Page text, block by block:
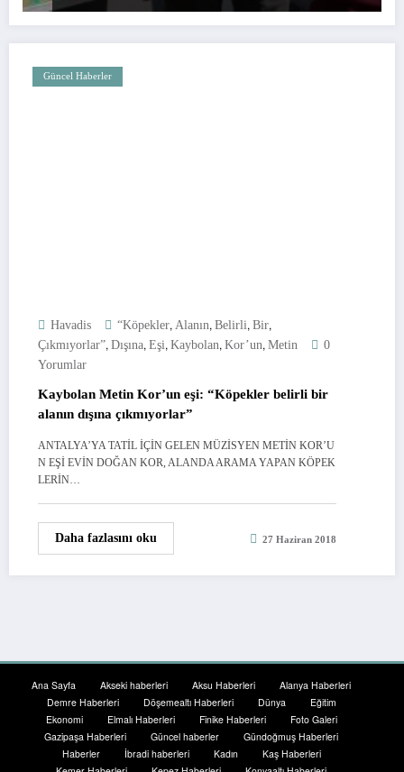
Güncel Haberler
Havadis “Köpekler, Alanın, Belirli, Bir,
Çıkmıyorlar”, Dışına, Eşi, Kaybolan, Kor’un, Metin
0
Yorumlar
Kaybolan Metin Kor’un eşi: “Köpekler belirli bir
alanın dışına çıkmıyorlar”
ANTALYA’YA TATİL İÇİN GELEN MÜZİSYEN METİN KOR’U
N EŞİ EVİN DOĞAN KOR, ALANDA ARAMA YAPAN KÖPEK
LERİN…
Daha fazlasını oku 27 Haziran 2018
Ana Sayfa Akseki haberleri Aksu Haberleri
Alanya Haberleri
Demre Haberleri
Döşemealtı Haberleri Dünya
Eğitim
Ekonomi
Elmalı Haberleri Finike Haberleri
Foto Galeri
Gazipaşa Haberleri
Güncel haberler
Gündoğmuş Haberleri
Haberler
İbradi haberleri Kadın
Kaş Haberleri